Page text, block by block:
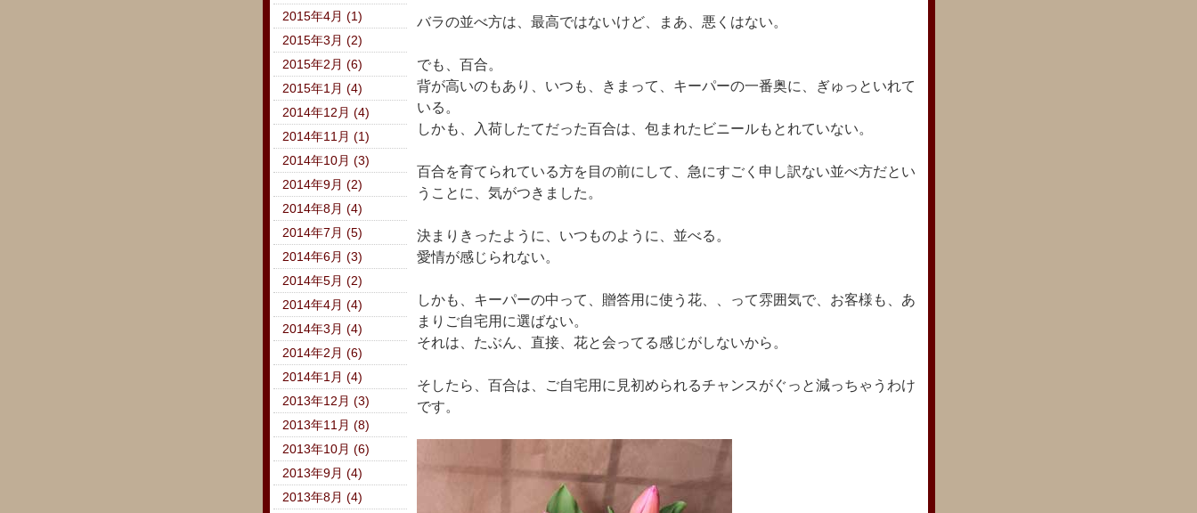
バラの並べ方は、最高ではないけど、まあ、悪くはない。
でも、百合。
背が高いのもあり、いつも、きまって、キーパーの一番奥に、ぎゅっといれて
いる。
しかも、入荷したてだった百合は、包まれたビニールもとれていない。
百合を育てられている方を目の前にして、急にすごく申し訳ない並べ方だとい
うことに、気がつきました。
決まりきったように、いつものように、並べる。
愛情が感じられない。
しかも、キーパーの中って、贈答用に使う花、、って雰囲気で、お客様も、あ
まりご自宅用に選ばない。
それは、たぶん、直接、花と会ってる感じがしないから。
そしたら、百合は、ご自宅用に見初められるチャンスがぐっと減っちゃうわけ
です。
2015年4月 (1)
2015年3月 (2)
2015年2月 (6)
2015年1月 (4)
2014年12月 (4)
2014年11月 (1)
2014年10月 (3)
2014年9月 (2)
2014年8月 (4)
2014年7月 (5)
2014年6月 (3)
2014年5月 (2)
2014年4月 (4)
2014年3月 (4)
2014年2月 (6)
2014年1月 (4)
2013年12月 (3)
2013年11月 (8)
2013年10月 (6)
2013年9月 (4)
2013年8月 (4)